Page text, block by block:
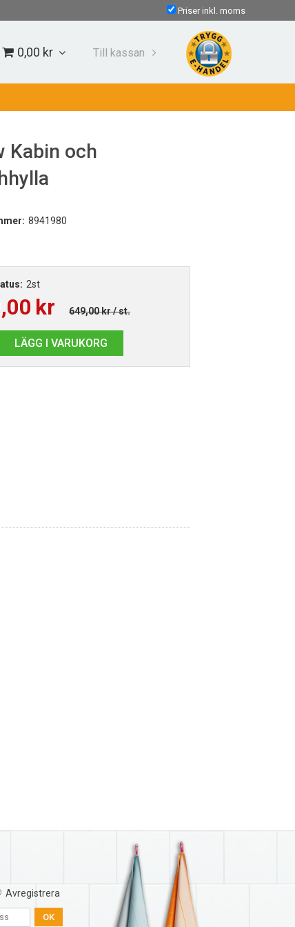
Priser inkl. moms
0,00 kr Till kassan
Kabin och
8941980
2st
kr 649,00 kr/ st.
LÄGG I VARUKORG
Avregistrera
OK